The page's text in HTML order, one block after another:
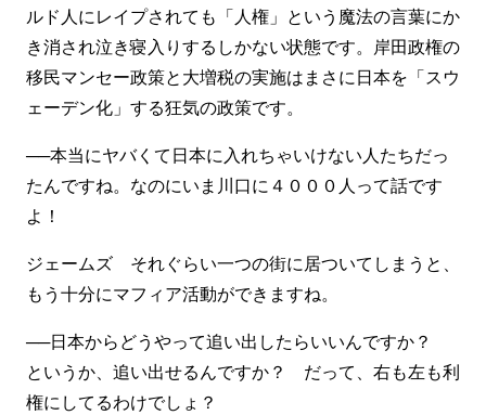
ルド人にレイプされても「人権」という魔法の言葉にか
き消され泣き寝入りするしかない状態です。岸田政権の
移民マンセー政策と大増税の実施はまさに日本を「スウ
ェーデン化」する狂気の政策です。
──本当にヤバくて日本に入れちゃいけない人たちだっ
たんですね。なのにいま川口に４０００人って話です
よ！
ジェームズ それぐらい一つの街に居ついてしまうと、
もう十分にマフィア活動ができますね。
──日本からどうやって追い出したらいいんですか？
というか、追い出せるんですか？ だって、右も左も利
権にしてるわけでしょ？